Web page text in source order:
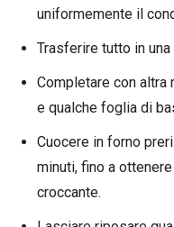
uniformemente il
Trasferire tutto in
Completare con
e qualche foglia di
Cuocere in forno
minuti, fino a
croccante.